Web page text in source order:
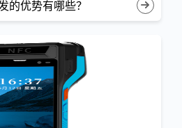
的优势有哪些？